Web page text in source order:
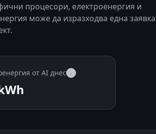
процесори, електроенергия и
може да изразходва една
от AI днес i